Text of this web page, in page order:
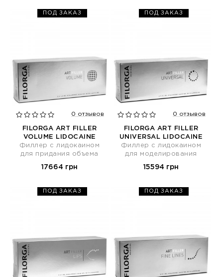
ПОД ЗАКАЗ
0 отзывов
FILORGA ART FILLER
VOLUME LIDOCAINE
Филлер с лидокаином
для придания объема
17664 грн
ПОД ЗАКАЗ
0 отзывов
FILORGA ART FILLER
UNIVERSAL LIDOCAINE
Филлер с лидокаином
для моделирования
15594 грн
ПОД ЗАКАЗ ПОД ЗАКАЗ